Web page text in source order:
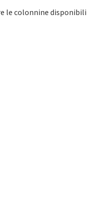
le colonnine disponibili